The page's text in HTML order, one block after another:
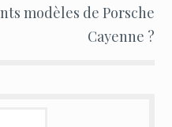
modèles de Porsche
Cayenne ?